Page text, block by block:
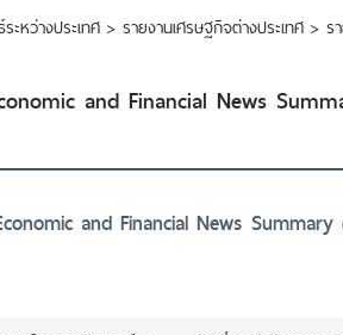
ะหว่างประเทศ > รายงานเศรษฐกิจต่างประเทศ > ร
and Financial News
and Financial News